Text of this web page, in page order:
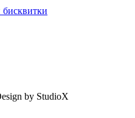
бисквитки
by StudioX